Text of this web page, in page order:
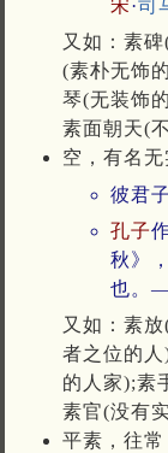
宋·司
又如：素
(素朴无饰
琴(无装饰
素面朝天(
空，有名
彼君
孔子
秋》
也。
又如：素
者之位的
的人家);素
素官(没有
平素，往